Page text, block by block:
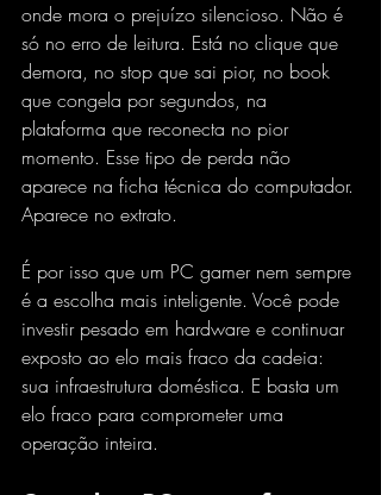
onde mora o prejuízo silencioso. Não é
só no erro de leitura. Está no clique que
demora, no stop que sai pior, no book
que congela por segundos, na
plataforma que reconecta no pior
momento. Esse tipo de perda não
aparece na ficha técnica do computador.
Aparece no extrato.
É por isso que um PC gamer nem sempre
é a escolha mais inteligente. Você pode
investir pesado em hardware e continuar
exposto ao elo mais fraco da cadeia:
sua infraestrutura doméstica. E basta um
elo fraco para comprometer uma
operação inteira.